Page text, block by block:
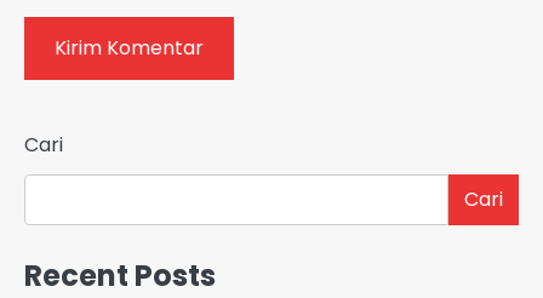
Cari
Cari
Recent Posts